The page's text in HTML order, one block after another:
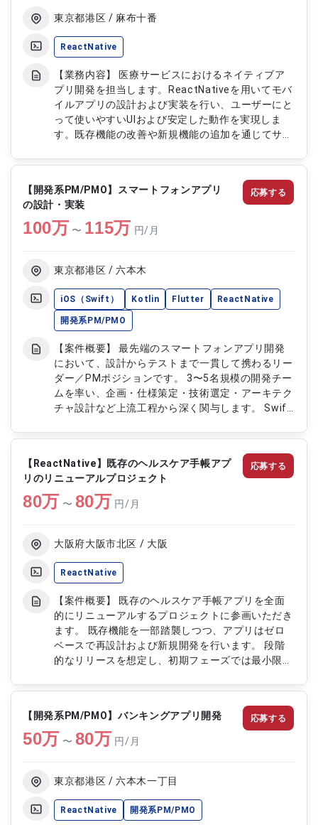
・API設計および実装 ・パフォーマンス最適化対応
開発および改善 ・技術問い合わせ対応および軽微
改修 ・不具合修正および既存機能改善 【稼働日
数】週5日 【リモート日数】フルリモート
東京都港区 / 麻布十番
ReactNative
【業務内容】 医療サービスにおけるネイティブア
プリ開発を担当します。ReactNativeを用いてモバ
イルアプリの設計および実装を行い、ユーザーにと
って使いやすいUIおよび安定した動作を実現しま
す。既存機能の改善や新規機能の追加を通じてサー
を支援します。また他メンバーと連携しながら、品
質向上および開発効率の改善にも取り組みます。
【作業内容】 ・ReactNativeを用いたネイティブア
プリの設計および開発 ・画面UIの実装および改善対
応 ・既存機能の改修および機能追加 ・API連携機能
の実装および調整 ・アプリの動作確認およびテス
ューおよび品質向上対応 ・運用保守対応および改
【開発系PM/PMO】スマートフォンアプリ
の設計・実装
100万 〜 115万 円/月
東京都港区 / 六本木
iOS（Swift） Kotlin Flutter ReactNative
開発系PM/PMO
【案件概要】 最先端のスマートフォンアプリ開発
において、設計からテストまで一貫して携わるリー
ダー／PMポジションです。 3〜5名規模の開発チー
ムを率い、企画・仕様策定・技術選定・アーキテク
チャ設計など上流工程から深く関与します。 Swift
スタックを活用し、iOS／Androidアプリ開発を推
進します。 Firebase、Git、CI/CD、Figma等を用
いた効率的な開発体制の構築も担います。 技術面
とマネジメント面の双方でプロダクト品質向上をリ
ードするポジションです。 【作業内容】 ・アプリ
開発における要件定義から設計・実装・テストまで
クマネジメント ・技術選定およびアーキテクチャ
品質改善推進 ・コードレビューおよびメンバー育
成
応募する
【ReactNative】既存のヘルスケア手帳アプ
リのリニューアルプロジェクト
80万 〜 80万 円/月
大阪府大阪市北区 / 大阪
ReactNative
【案件概要】 既存のヘルスケア手帳アプリを全面
的にリニューアルするプロジェクトに参画いただき
ます。 既存機能を一部踏襲しつつ、アプリはゼロ
ベースで再設計および新規開発を行います。 段階
的なリリースを想定し、初期フェーズでは最小限機
設計、API設計まで幅広く対応し、開発フェーズで
は実装およびテストもご担当いただきます。 チー
ム開発においてはソースコードレビューを通じて品
質向上にも貢献いただきます。 【作業内容】 基本
設計および画面設計の作成 API設計およびインター
テスト対応 ソースコードレビューおよび品質改善
応募する
【開発系PM/PMO】バンキングアプリ開発
50万 〜 80万 円/月
東京都港区 / 六本木一丁目
ReactNative 開発系PM/PMO
応募する